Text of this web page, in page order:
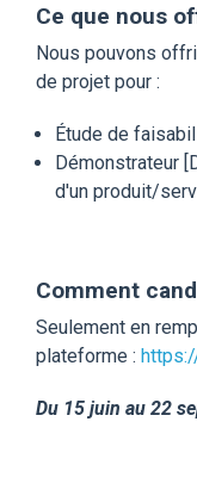
Ce que nous
Nous pouvons
de projet pour :
Étude de
Démonstrateur
d'un produit/
Comment
Seulement en
plateforme :
Du 15 juin au 22